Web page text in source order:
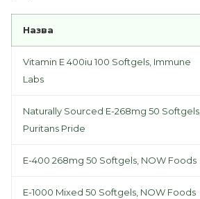
Назва
Vitamin E 400iu 100 Softgels, Immune
Labs
Naturally Sourced E-268mg 50 Softgels,
Puritans Pride
E-400 268mg 50 Softgels, NOW Foods
E-1000 Mixed 50 Softgels, NOW Foods